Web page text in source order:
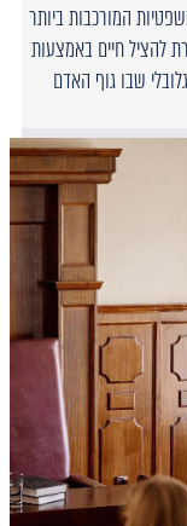
המורכבות ביותר
להציל חיים באמצעות
שבו גוף האדם